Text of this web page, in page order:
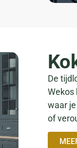
De
Wekos
waar
of